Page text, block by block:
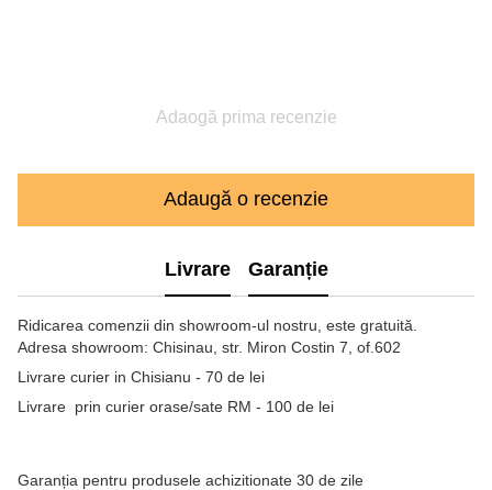
Adaogă prima recenzie
Adaugă o recenzie
Livrare Garanție
Ridicarea comenzii din showroom-ul nostru, este gratuită.
Adresa showroom: Chisinau, str. Miron Costin 7, of.602
Livrare curier in Chisianu - 70 de lei
Livrare prin curier orase/sate RM - 100 de lei
Garanția pentru produsele achizitionate 30 de zile